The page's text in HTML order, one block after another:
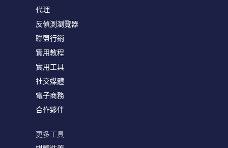
代理
反偵測瀏覽器
聯盟行銷
實用教程
實用工具
社交媒體
電子商務
合作夥伴
更多工具